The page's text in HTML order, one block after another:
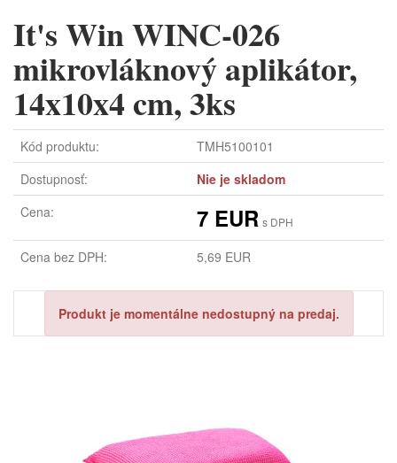
It's Win WINC-026
mikrovláknový aplikátor,
14x10x4 cm, 3ks
Kód produktu:
TMH5100101
Dostupnosť:
Nie je skladom
Cena:
7 EUR s DPH
Cena bez DPH: 5,69 EUR
Produkt je momentálne nedostupný na predaj.